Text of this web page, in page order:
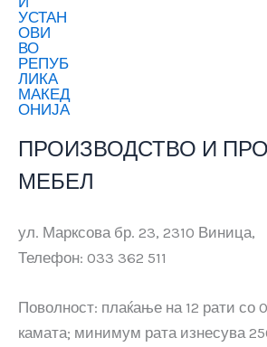
ПРОИЗВОДСТВО И
МЕБЕЛ
ул. Марксова бр. 23, 2310 Виница,
Телефон: 033 362 511
Поволност: плаќање на 12 рати со
камата; минимум рата изнесува